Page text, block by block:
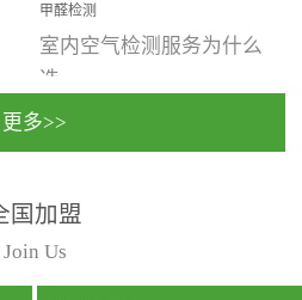
甲醛检测
室内空气检测服务为什么
选...
行国家规定的标准检测方
法，空气采样量准确，检
测结果可靠，远胜于其他
更多>>
国加盟
Join Us